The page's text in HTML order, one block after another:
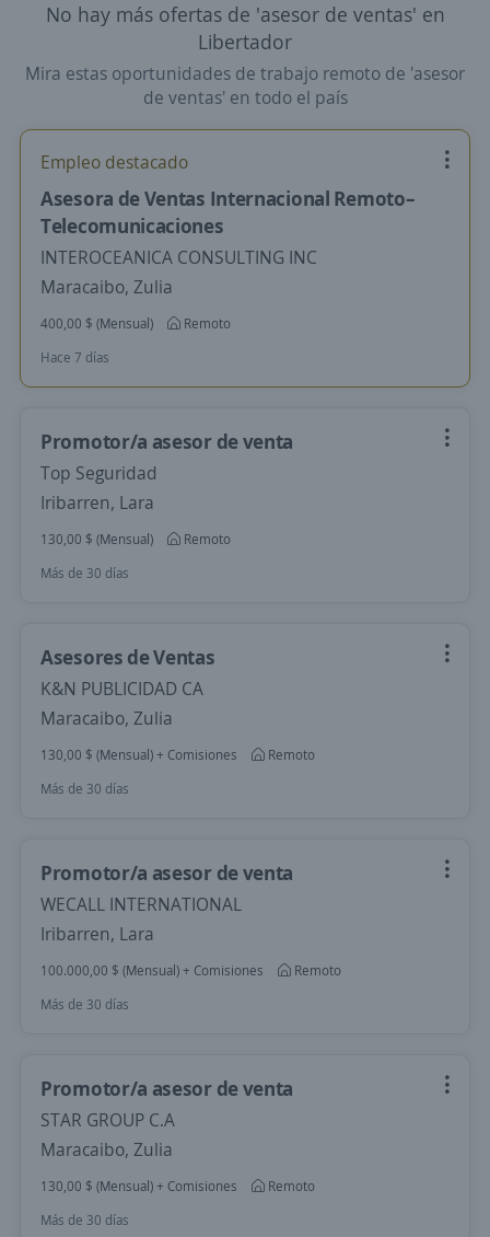
No hay más ofertas de 'asesor de ventas' en
Libertador
Mira estas oportunidades de trabajo remoto de 'asesor
de ventas' en todo el país
Empleo destacado
Asesora de Ventas Internacional Remoto–
Telecomunicaciones
INTEROCEANICA CONSULTING INC
Maracaibo, Zulia
400,00 $ (Mensual)
Remoto
Hace 7 días
Promotor/a asesor de venta
Top Seguridad
Iribarren, Lara
130,00 $ (Mensual)
Remoto
Más de 30 días
Asesores de Ventas
K&N PUBLICIDAD CA
Maracaibo, Zulia
130,00 $ (Mensual) + Comisiones
Remoto
Más de 30 días
Promotor/a asesor de venta
WECALL INTERNATIONAL
Iribarren, Lara
100.000,00 $ (Mensual) + Comisiones
Remoto
Más de 30 días
Promotor/a asesor de venta
STAR GROUP C.A
Maracaibo, Zulia
130,00 $ (Mensual) + Comisiones
Remoto
Más de 30 días